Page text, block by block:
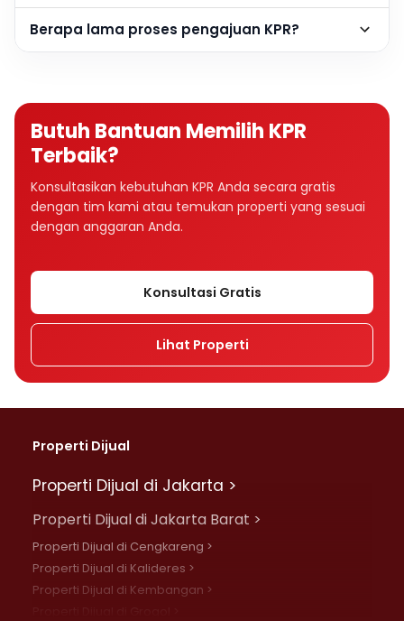
Berapa lama proses pengajuan KPR?
Butuh Bantuan Memilih KPR
Terbaik?
Konsultasikan kebutuhan KPR Anda secara gratis
dengan tim kami atau temukan properti yang sesuai
dengan anggaran Anda.
Konsultasi Gratis
Lihat Properti
Properti Dijual
Properti Dijual di Jakarta >
Properti Dijual di Jakarta Barat >
Properti Dijual di Cengkareng >
Properti Dijual di Kalideres >
Properti Dijual di Kembangan >